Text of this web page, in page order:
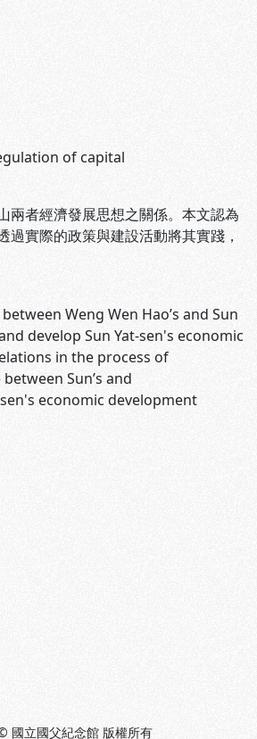
of capital
者經濟發展思想之關係。本文認為
實際的政策與建設活動將其實踐，
Weng Wen Hao’s and Sun
develop Sun Yat-sen's economic
in the process of
Sun’s and
economic development
國立國父紀念館 版權所有